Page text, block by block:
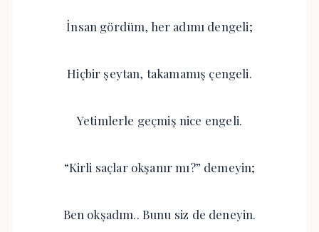
İnsan gördüm, her adımı dengeli;
Hiçbir şeytan, takamamış çengeli.
Yetimlerle geçmiş nice engeli.
“Kirli saçlar okşanır mı?” demeyin;
Ben okşadım.. Bunu siz de deneyin.